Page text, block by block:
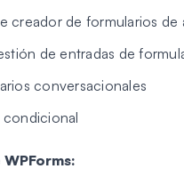
creador de formularios de
de entradas de
conversacionales